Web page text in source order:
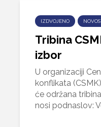
IZDVOJENO
Tribina
izbor
U organizaciji
konflikata
će održana
nosi podnaslov: